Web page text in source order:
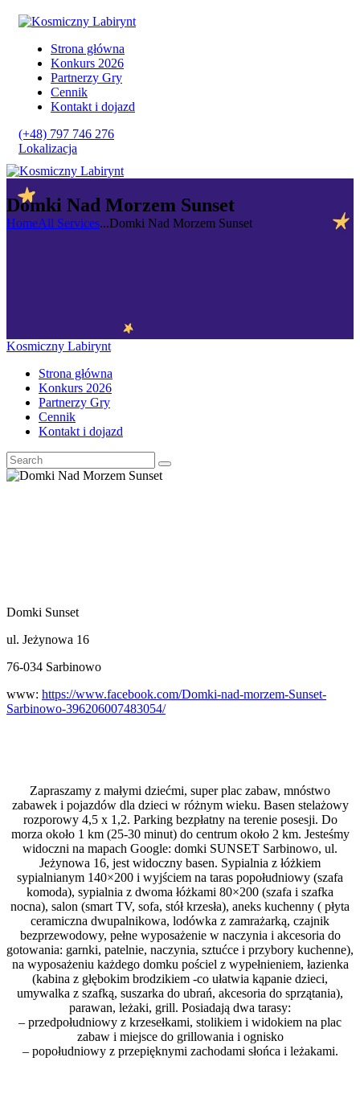
Strona główna
Konkurs 2026
Partnerzy Gry
Cennik
Kontakt i dojazd
(+48) 797 746 276
Lokalizacja
Domki Nad Morzem Sunset
HomeAll Services...Domki Nad Morzem Sunset
Kosmiczny Labirynt
Strona główna
Konkurs 2026
Partnerzy Gry
Cennik
Kontakt i dojazd
Domki Sunset
ul. Jeżynowa 16
76-034 Sarbinowo
www: https://www.facebook.com/Domki-nad-morzem-Sunset-
Sarbinowo-396206007483054/
Zapraszamy z małymi dziećmi, super plac zabaw, mnóstwo
zabawek i pojazdów dla dzieci w różnym wieku. Basen stelażowy
rozporowy 4,5 x 1,2. Parking bezpłatny na terenie posesji. Do
morza około 1 km (25-30 minut) do centrum około 2 km. Jesteśmy
widoczni na mapach Google: domki SUNSET Sarbinowo, ul.
Jeżynowa 16, jest widoczny basen. Sypialnia z łóżkiem
sypialnianym 140×200 i wyjściem na taras popołudniowy (szafa
komoda), sypialnia z dwoma łóżkami 80×200 (szafa i szafka
nocna), salon (smart TV, sofa, stół krzesła), aneks kuchenny ( płyta
ceramiczna dwupalnikowa, lodówka z zamrażarką, czajnik
bezprzewodowy, pełne wyposażenie w naczynia i akcesoria do
gotowania: garnki, patelnie, naczynia, sztućce i przybory kuchenne),
na wyposażeniu każdego domku pościel z wypełnieniem, łazienka
(kabina z głębokim brodzikiem -co ułatwia kąpanie dzieci,
umywalka z szafką, suszarka do ubrań, akcesoria do sprzątania),
parawan, leżaki, grill. Posiadają dwa tarasy:
– przedpołudniowy z krzesełkami, stolikiem i widokiem na plac
zabaw i miejsce do grillowania i ognisko
– popołudniowy z przepięknymi zachodami słońca i leżakami.